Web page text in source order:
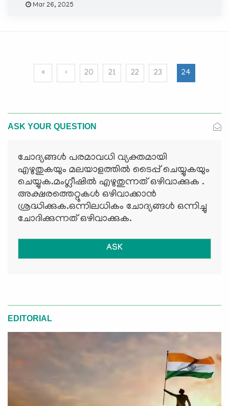
Mar 26, 2025
« ‹ 20 21 22 23 24
ASK YOUR QUESTION
ചോദ്യങ്ങള്‍ പരമാവധി വ്യക്തമായി
എഴുതുകയും മലയാളത്തില്‍ ടൈപ്പ് ചെയ്യുകയും
ചെയ്യുക.മംഗ്ലീഷില്‍ എഴുതുന്നത് ഒഴിവാക്കുക .
അക്ഷരത്തെറ്റുകള്‍ ഒഴിവാക്കാന്‍
ശ്രദ്ധിക്കുക.ഒന്നിലധികം ചോദ്യങ്ങള്‍ ഒന്നിച്ചു
ചോദിക്കുന്നത് ഒഴിവാക്കുക.
ASK
EDITORIAL